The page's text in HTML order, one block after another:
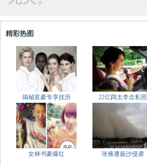
精彩热图
揭秘富豪专享挂历 22亿阔太李念私照
女林书豪爆红 张掖遭扬沙侵袭